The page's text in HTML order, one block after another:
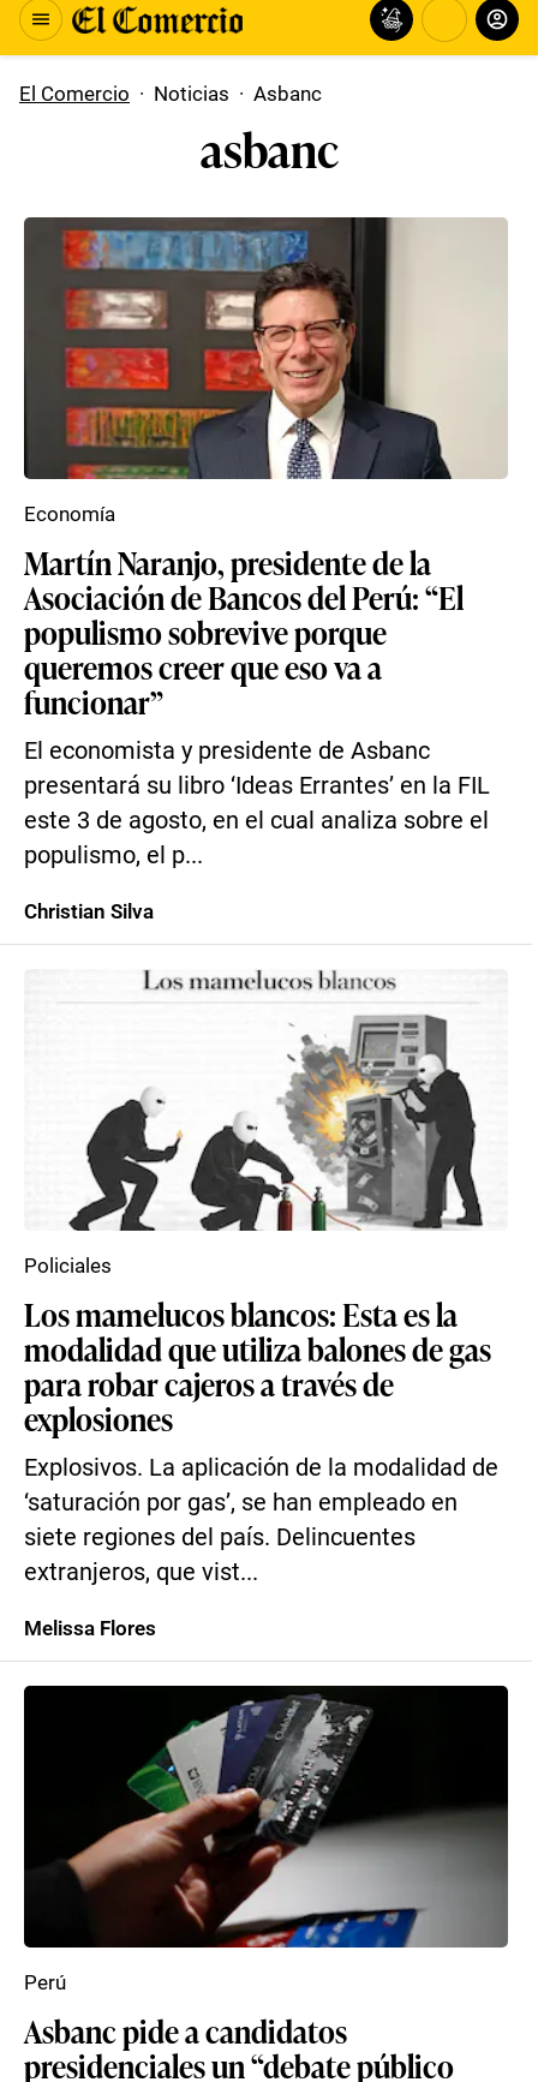
El Comercio · Noticias · Asbanc
asbanc
Martín Naranjo, presidente de la
Asociación de Bancos del Perú: “El
populismo sobrevive porque
queremos creer que eso va a
funcionar”
El economista y presidente de Asbanc
presentará su libro ‘Ideas Errantes’ en la FIL
este 3 de agosto, en el cual analiza sobre el
populismo, el p...
Economía
Christian Silva
Los mamelucos blancos: Esta es la
modalidad que utiliza balones de gas
para robar cajeros a través de
explosiones
Explosivos. La aplicación de la modalidad de
‘saturación por gas’, se han empleado en
siete regiones del país. Delincuentes
extranjeros, que vist...
Policiales
Melissa Flores
Asbanc pide a candidatos
presidenciales un “debate público
Perú